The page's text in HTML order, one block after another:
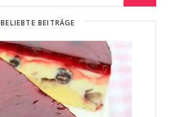
BELIEBTE BEITRÄGE